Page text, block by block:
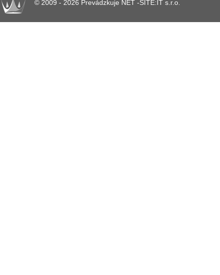
© 2009 - 2026 Prevádzkuje NET -SITE:IT s.r.o.